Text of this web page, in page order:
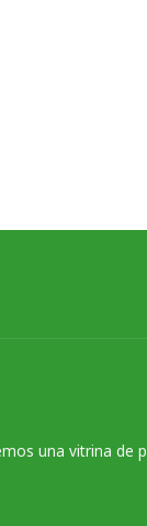
una vitrina